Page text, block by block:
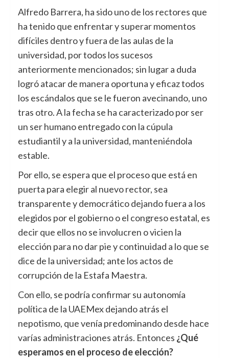
Alfredo Barrera, ha sido uno de los rectores que
ha tenido que enfrentar y superar momentos
difíciles dentro y fuera de las aulas de la
universidad, por todos los sucesos
anteriormente mencionados; sin lugar a duda
logró atacar de manera oportuna y eficaz todos
los escándalos que se le fueron avecinando, uno
tras otro. A la fecha se ha caracterizado por ser
un ser humano entregado con la cúpula
estudiantil y a la universidad, manteniéndola
estable.
Por ello, se espera que el proceso que está en
puerta para elegir al nuevo rector, sea
transparente y democrático dejando fuera a los
elegidos por el gobierno o el congreso estatal, es
decir que ellos no se involucren o vicien la
elección para no dar pie y continuidad a lo que se
dice de la universidad; ante los actos de
corrupción de la Estafa Maestra.
Con ello, se podría confirmar su autonomía
política de la UAEMex dejando atrás el
nepotismo, que venía predominando desde hace
varías administraciones atrás. Entonces ¿Qué
esperamos en el proceso de elección?